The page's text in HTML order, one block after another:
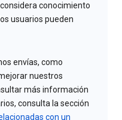
conocimiento
usuarios pueden
envías, como
nuestros
más información
consulta la sección
con un